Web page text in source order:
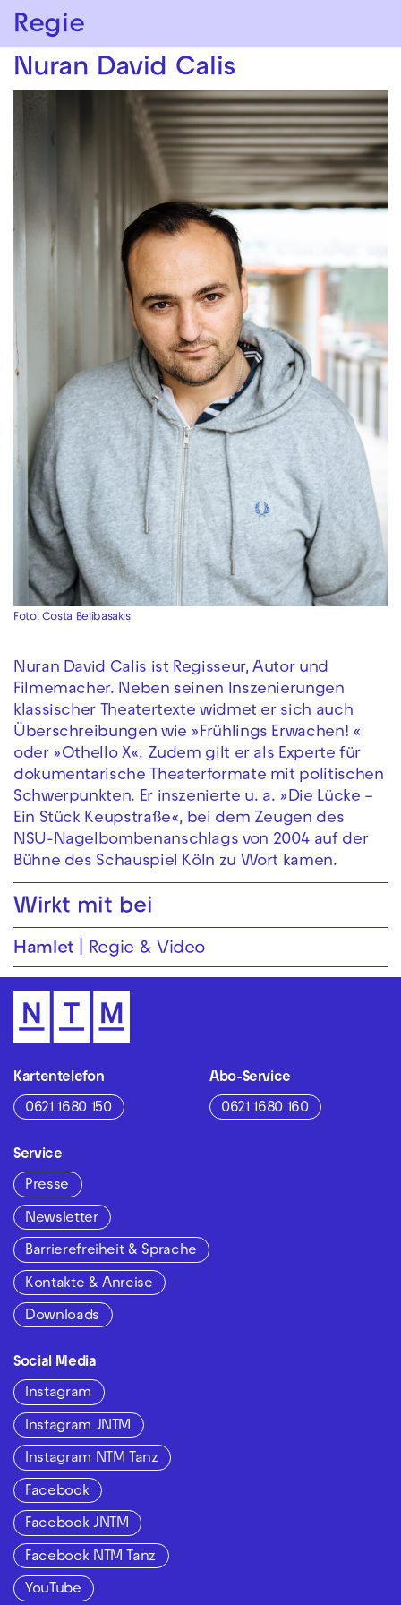
Zur Hauptnavigation springen
Zum Hauptinhalt springen Zum Footer springen
Regie
Nuran David Calis
Foto: Costa Belibasakis
Nuran David Calis ist Regisseur, Autor und
Filmemacher. Neben seinen Inszenierungen
klassischer Theatertexte widmet er sich auch
Überschreibungen wie »Frühlings Erwachen! «
oder »Othello X«. Zudem gilt er als Experte für
dokumentarische Theaterformate mit politischen
Schwerpunkten. Er inszenierte u. a. »Die Lücke –
Ein Stück Keupstraße«, bei dem Zeugen des
NSU-Nagelbombenanschlags von 2004 auf der
Bühne des Schauspiel Köln zu Wort kamen.
Wirkt mit bei
Hamlet Regie & Video
Kartentelefon
0621 1680 150
Abo-Service
0621 1680 160
Service
Presse
Newsletter
Barrierefreiheit & Sprache
Kontakte & Anreise
Downloads
Social Media
Instagram
Instagram JNTM
Instagram NTM Tanz
Facebook
Facebook JNTM
Facebook NTM Tanz
YouTube